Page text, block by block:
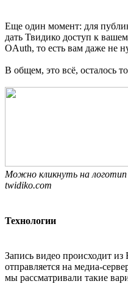
Еще один момент: для
дать Твидико доступ к
OAuth, то есть вам даже не
В общем, это всё, осталось
Можно кликнуть на логотип
twidiko.com
Технологии
Запись видео происходит из
отправляется на медиа-
мы рассматривали такие